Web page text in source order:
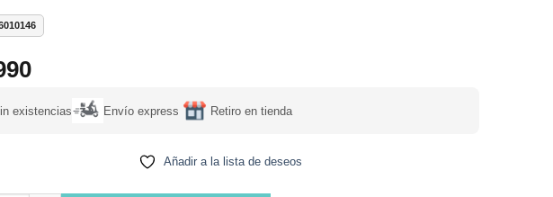
existencias Envío express Retiro en tienda
Añadir a la lista de deseos